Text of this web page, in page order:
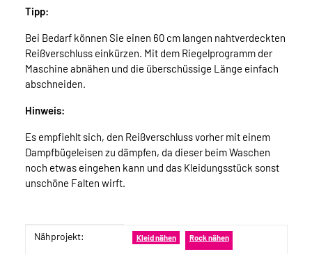
Tipp:
Bei Bedarf können Sie einen 60 cm langen nahtverdeckten
Reißverschluss einkürzen. Mit dem Riegelprogramm der
Maschine abnähen und die überschüssige Länge einfach
abschneiden.
Hinweis:
Es empfiehlt sich, den Reißverschluss vorher mit einem
Dampfbügeleisen zu dämpfen, da dieser beim Waschen
noch etwas eingehen kann und das Kleidungsstück sonst
unschöne Falten wirft.
Produkteigenschaft
Wert
Nähprojekt: Kleid nähen Rock nähen